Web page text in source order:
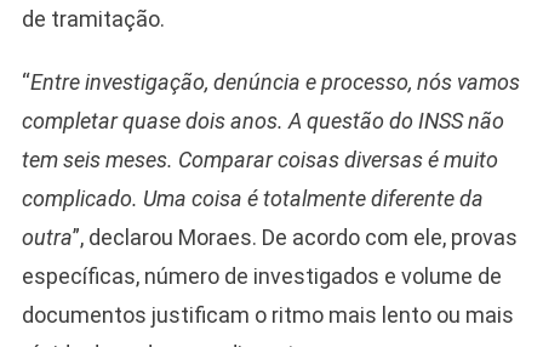
de tramitação.
“Entre investigação, denúncia e processo, nós vamos
completar quase dois anos. A questão do INSS não
tem seis meses. Comparar coisas diversas é muito
complicado. Uma coisa é totalmente diferente da
outra”, declarou Moraes. De acordo com ele, provas
específicas, número de investigados e volume de
documentos justificam o ritmo mais lento ou mais